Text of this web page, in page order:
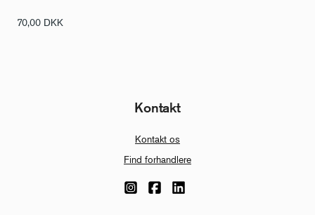
70,00 DKK
Kontakt
Kontakt os
Find forhandlere